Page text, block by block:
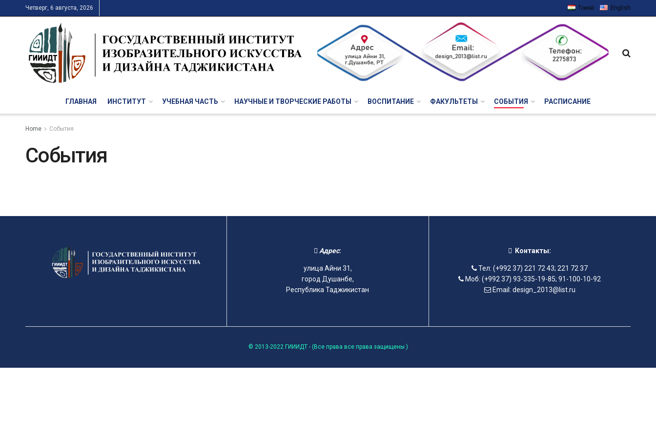
Четверг, 6 августа, 2026 Тоҷикӣ English
ГЛАВНАЯ ИНСТИТУТ УЧЕБНАЯ ЧАСТЬ НАУЧНЫЕ И ТВОРЧЕСКИЕ РАБОТЫ ВОСПИТАНИЕ ФАКУЛЬТЕТЫ СОБЫТИЯ РАСПИСАНИЕ
Home События
События
Адрес:
улица Айни 31,
город Душанбе,
Республика Таджикистан
Контакты:
Тел: (+992 37) 221 72 43; 221 72 37
Моб: (+992 37) 93-335-19-85; 91-100-10-92
Email: design_2013@list.ru
© 2013-2022 ГИИИДТ - (Все права все права защищены )